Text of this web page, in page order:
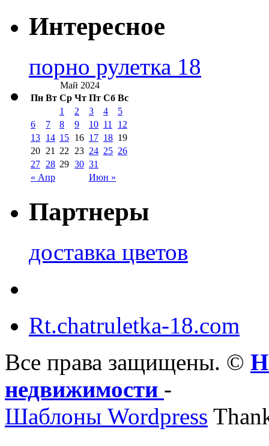
Интересное
порно рулетка 18
Май 2024
Пн Вт Ср Чт Пт Сб Вс
« Апр Июн »
1 2 3 4
5
6
7 8 9 10 11
12
13 14 15 16 17 18 19
20 21 22 23 24 25 26
27 28 29 30 31
Партнеры
доставка цветов
Rt.chatruletka-18.com
Все права защищены. ©
недвижимости -
Шаблоны Wordpress